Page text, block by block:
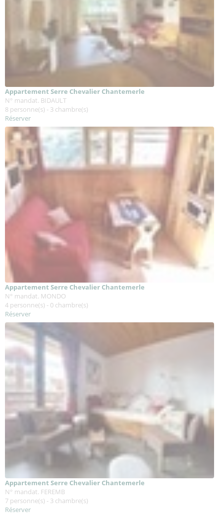
Appartement Serre Chevalier Chantemerle
N° mandat. BIDAULT
8 personne(s) - 3 chambre(s)
Réserver
Appartement Serre Chevalier Chantemerle
N° mandat. MONDO
4 personne(s) - 0 chambre(s)
Réserver
Appartement Serre Chevalier Chantemerle
N° mandat. FEREMB
7 personne(s) - 3 chambre(s)
Réserver